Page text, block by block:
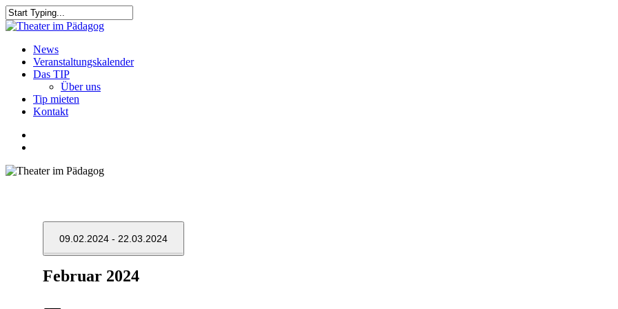
Skip
to
content
Close
search
Menu
News
Veranstaltungskalender
Das TIP
Über uns
Tip mieten
Kontakt
09.02.2024 - 22.03.2024
wählen.
Februar 2024